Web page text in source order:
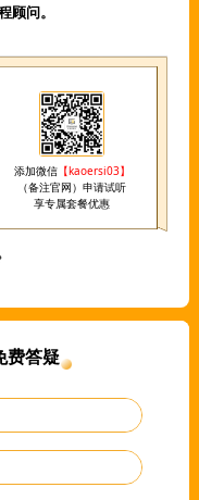
顾问。
添加微信【kaoersi03】
（备注官网）申请试听
享专属套餐优惠
费答疑